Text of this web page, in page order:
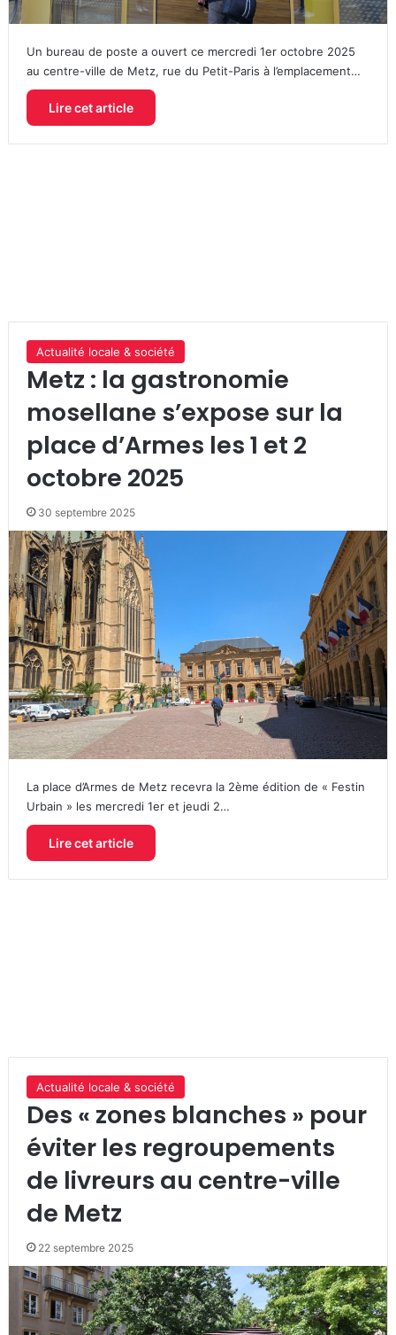
Un bureau de poste a ouvert ce mercredi 1er octobre 2025
au centre-ville de Metz, rue du Petit-Paris à l’emplacement…
Lire cet article
Actualité locale & société
Metz : la gastronomie
mosellane s’expose sur la
place d’Armes les 1 et 2
octobre 2025
30 septembre 2025
La place d’Armes de Metz recevra la 2ème édition de « Festin
Urbain » les mercredi 1er et jeudi 2…
Lire cet article
Actualité locale & société
Des « zones blanches » pour
éviter les regroupements
de livreurs au centre-ville
de Metz
22 septembre 2025